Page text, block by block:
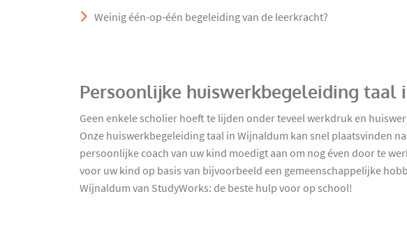
Weinig één-op-één begeleiding van de leerkracht?
Persoonlijke huiswerkbegeleiding taal
Geen enkele scholier hoeft te lijden onder teveel werkdruk en
Onze huiswerkbegeleiding taal in Wijnaldum kan snel plaatsvinden
persoonlijke coach van uw kind moedigt aan om nog éven door te
voor uw kind op basis van bijvoorbeeld een gemeenschappelijke
Wijnaldum van StudyWorks: de beste hulp voor op school!